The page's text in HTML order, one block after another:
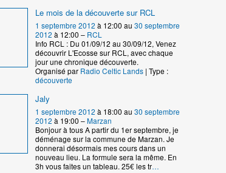
Le mois de la découverte sur RCL
1 septembre 2012 à 12:00 au 30 septembre
2012 à 12:00 – RCL
Info RCL : Du 01/09/12 au 30/09/12, Venez
découvrir L'Ecosse sur RCL, avec chaque
jour une chronique découverte.
Organisé par Radio Celtic Lands | Type :
découverte
Jaly
1 septembre 2012 à 18:00 au 30 septembre
2012 à 19:00 –Marzan
Bonjour à tous A partir du 1er septembre, je
déménage sur la commune de Marzan. Je
donnerai désormais mes cours dans un
nouveau lieu. La formule sera la même. En
3h vous faites un tableau. 25€ les tr…